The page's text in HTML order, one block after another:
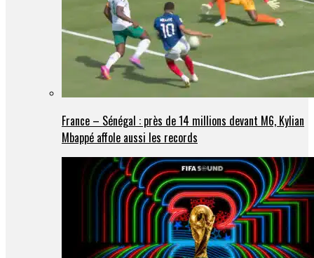
France – Sénégal : près de 14 millions devant M6, Kylian
Mbappé affole aussi les records